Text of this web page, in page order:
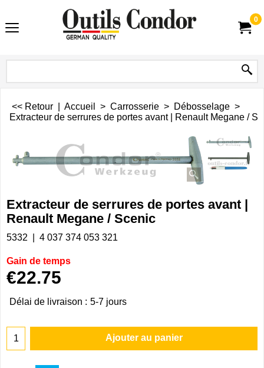
0
<< Retour Accueil > Carrosserie > Débosselage >
Extracteur de serrures de portes avant | Renault Megane /
Extracteur de serrures de portes avant |
Renault Megane / Scenic
5332 4 037 374 053 321
Gain de temps
€22.75
Délai de livraison : 5-7 jours
Ajouter au panier